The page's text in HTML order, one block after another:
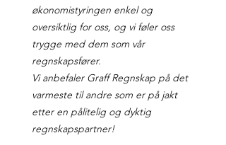
økonomistyringen enkel og
oversiktlig for oss, og vi føler oss
trygge med dem som vår
regnskapsfører.
Vi anbefaler Graff Regnskap på det
varmeste til andre som er på jakt
etter en pålitelig og dyktig
regnskapspartner!